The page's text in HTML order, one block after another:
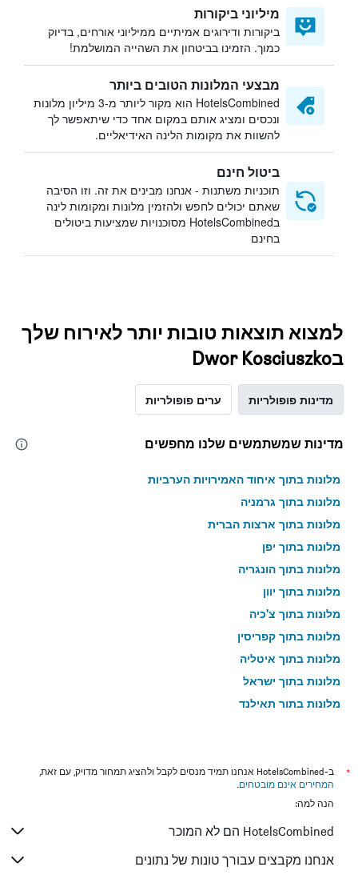
מיליוני ביקורות
ביקורות ודירוגים אמיתיים ממיליוני אורחים, בדיוק
כמוך. הזמינו בביטחון את השהייה המושלמת!
מבצעי המלונות הטובים ביותר
HotelsCombined הוא מקור ליותר מ-3 מיליון מלונות
ונכסים ומציג אותם במקום אחד כדי שיתאפשר לך
להשוות את מקומות הלינה האידיאליים.
ביטול חינם
תוכניות משתנות - אנחנו מבינים את זה. וזו הסיבה
שאתם יכולים לחפש ולהזמין מלונות ומקומות לינה
בHotelsCombined מסוכנויות שמציעות ביטולים
בחינם
למצוא תוצאות טובות יותר לאירוח שלך
בDwor Kosciuszko
מדינות פופולריות ערים פופולריות
מדינות שמשתמשים שלנו מחפשים
מלונות בתוך איחוד האמירויות הערביות
מלונות בתוך גרמניה
מלונות בתוך ארצות הברית
מלונות בתוך יפן
מלונות בתוך הונגריה
מלונות בתוך יוון
מלונות בתוך צ'כיה
מלונות בתוך קפריסין
מלונות בתוך איטליה
מלונות בתוך ישראל
מלונות בתוך תאילנד
*
ב-HotelsCombined אנחנו תמיד מנסים לקבל ולהציג תמחור מדויק, עם זאת,
המחירים אינם מובטחים.
הנה למה:
HotelsCombined הם לא המוכר
אנחנו מקבצים עבורך טונות של נתונים